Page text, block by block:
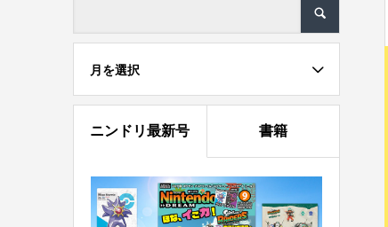
月を選択
ニンドリ最新号 書籍